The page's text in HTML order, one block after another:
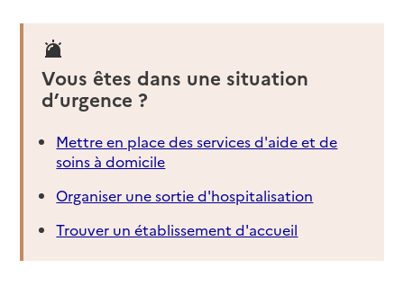
Vous êtes dans une situation
d’urgence ?
Mettre en place des services d'aide et de
soins à domicile
Organiser une sortie d'hospitalisation
Trouver un établissement d'accueil